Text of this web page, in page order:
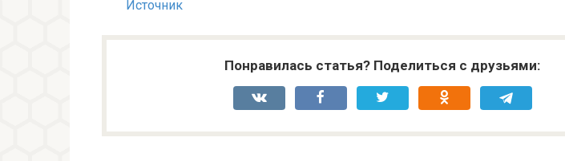
Источник
Понравилась статья? Поделиться с друзьями: